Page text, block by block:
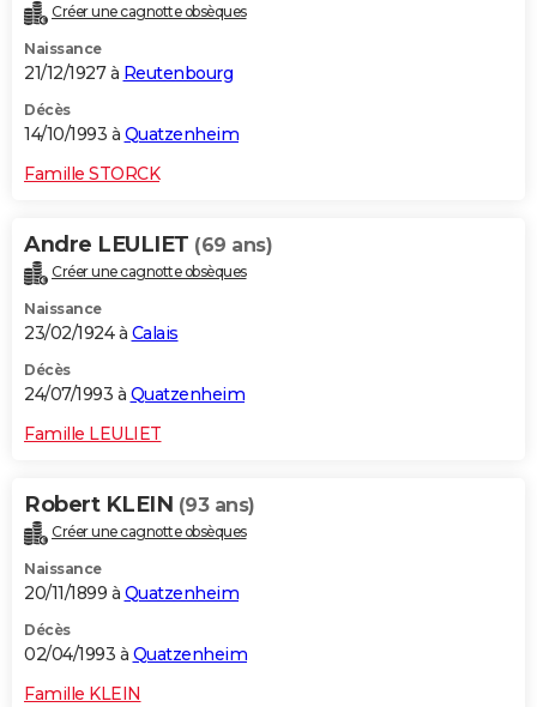
Créer une cagnotte obsèques
Naissance
21/12/1927 à Reutenbourg
Décès
14/10/1993 à Quatzenheim
Famille STORCK
Andre LEULIET (69 ans)
Créer une cagnotte obsèques
Naissance
23/02/1924 à Calais
Décès
24/07/1993 à Quatzenheim
Famille LEULIET
Robert KLEIN (93 ans)
Créer une cagnotte obsèques
Naissance
20/11/1899 à Quatzenheim
Décès
02/04/1993 à Quatzenheim
Famille KLEIN